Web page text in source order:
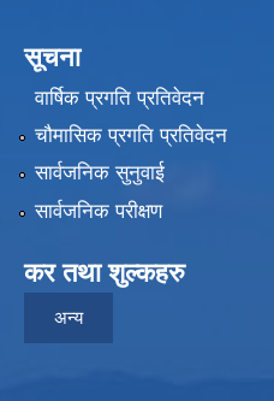
सूचना
वार्षिक प्रगति प्रतिवेदन
चौमासिक प्रगति प्रतिवेदन
सार्वजनिक सुनुवाई
सार्वजनिक परीक्षण
कर तथा शुल्कहरु
अन्य